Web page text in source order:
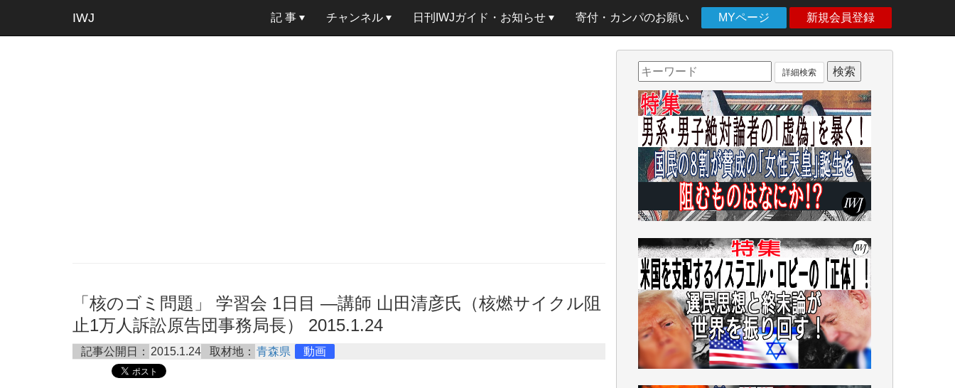
IWJ 記 事 チャンネル 日刊IWJガイド・お知らせ 寄付・カンパのお願い MYページ 新規会員登録
「核のゴミ問題」 学習会 1日目 ―講師 山田清彦氏（核燃サイクル阻
止1万人訴訟原告団事務局長） 2015.1.24
記事公開日： 2015.1.24 取材地： 青森県 動画
詳細検索